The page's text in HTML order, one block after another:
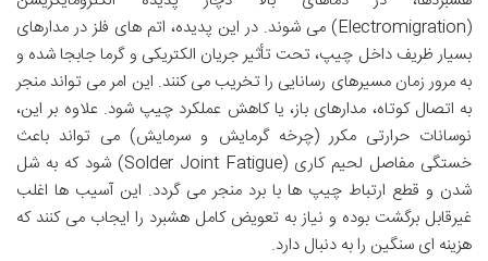
(Electromigration) می شوند. در این پدیده، اتم های فلز در مدارهای
بسیار ظریف داخل چیپ، تحت تأثیر جریان الکتریکی و گرما جابجا شده و
به مرور زمان مسیرهای رسانایی را تخریب می کنند. این امر می تواند منجر
به اتصال کوتاه، مدارهای باز، یا کاهش عملکرد چیپ شود. علاوه بر این،
نوسانات حرارتی مکرر (چرخه گرمایش و سرمایش) می تواند باعث
خستگی مفاصل لحیم کاری (Solder Joint Fatigue) شود که به شل
شدن و قطع ارتباط چیپ ها با برد منجر می گردد. این آسیب ها اغلب
غیرقابل برگشت بوده و نیاز به تعویض کامل هشبرد را ایجاب می کنند که
هزینه ای سنگین را به دنبال دارد.